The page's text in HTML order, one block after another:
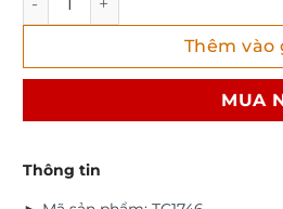
Tranh pvc tráng gương ốp
Thêm vào
MUA
Thông tin